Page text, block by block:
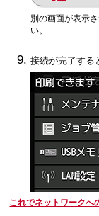
別の画面が表示
い。
接続が完了する
これでネットワークへ